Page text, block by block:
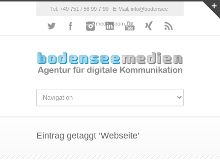
Tel: +49 751 / 56 99 7 99 E-Mail: info@bodensee-
medien.com
Eintrag getaggt ‘Webseite’